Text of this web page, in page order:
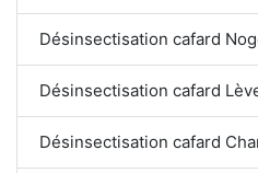
Désinsectisation cafard
Désinsectisation cafard
Désinsectisation cafard